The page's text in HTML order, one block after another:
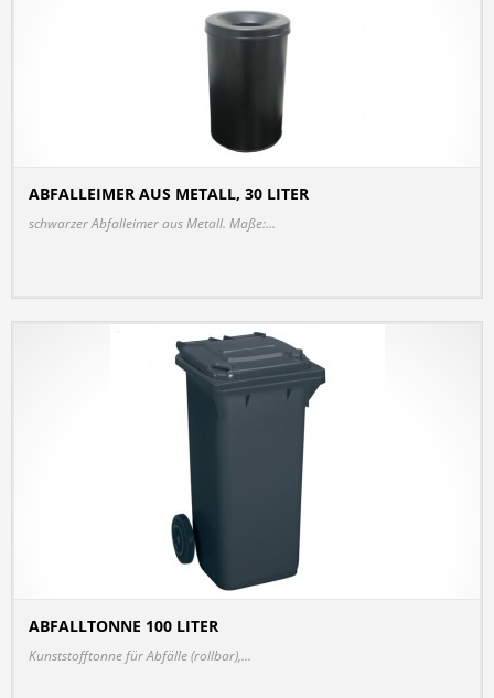
ABFALLEIMER AUS METALL, 30 LITER
schwarzer Abfalleimer aus Metall. Maße:...
ABFALLTONNE 100 LITER
Kunststofftonne für Abfälle (rollbar),...